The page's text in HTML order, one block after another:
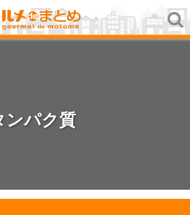
ンパク質